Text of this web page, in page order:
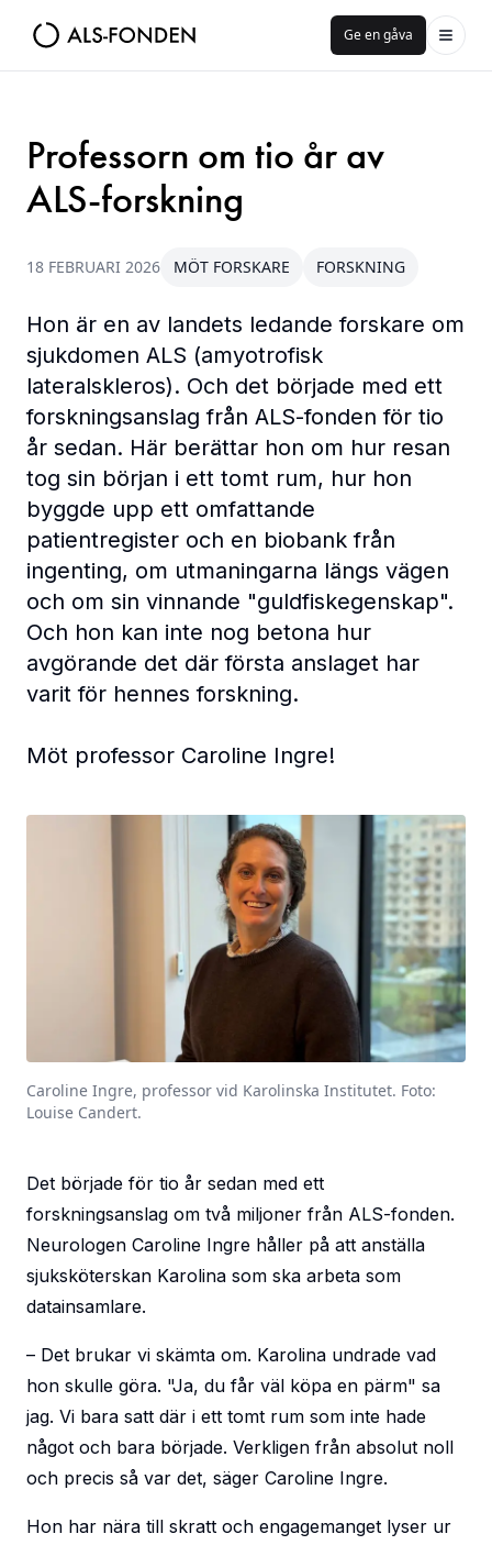
Ge en gåva
Professorn om tio år av
ALS-forskning
18 FEBRUARI 2026 MÖT FORSKARE FORSKNING
Hon är en av landets ledande forskare om
sjukdomen ALS (amyotrofisk
lateralskleros). Och det började med ett
forskningsanslag från ALS-fonden för tio
år sedan. Här berättar hon om hur resan
tog sin början i ett tomt rum, hur hon
byggde upp ett omfattande
patientregister och en biobank från
ingenting, om utmaningarna längs vägen
och om sin vinnande "guldfiskegenskap".
Och hon kan inte nog betona hur
avgörande det där första anslaget har
varit för hennes forskning.
Möt professor Caroline Ingre!
Caroline Ingre, professor vid Karolinska Institutet. Foto:
Louise Candert.
Det började för tio år sedan med ett
forskningsanslag om två miljoner från ALS-fonden.
Neurologen Caroline Ingre håller på att anställa
sjuksköterskan Karolina som ska arbeta som
datainsamlare.
– Det brukar vi skämta om. Karolina undrade vad
hon skulle göra. "Ja, du får väl köpa en pärm" sa
jag. Vi bara satt där i ett tomt rum som inte hade
något och bara började. Verkligen från absolut noll
och precis så var det, säger Caroline Ingre.
Hon har nära till skratt och engagemanget lyser ur